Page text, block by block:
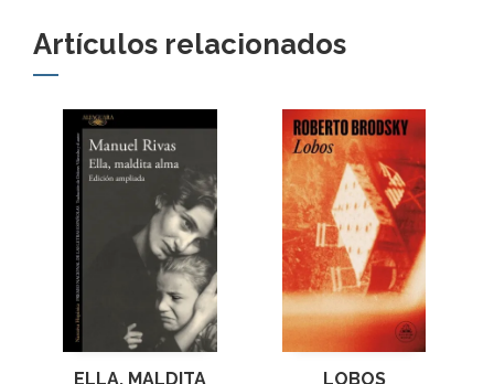
Artículos relacionados
ELLA, MALDITA LOBOS